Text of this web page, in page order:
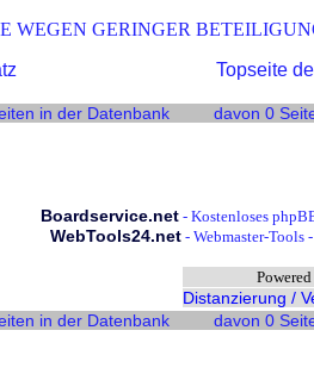
WEGEN GERINGER
Topseite
in der Datenbank davon 0
Boardservice.net - Kostenloses
WebTools24.net - Webmaster-Tools
Distanzierung /
in der Datenbank
davon 0